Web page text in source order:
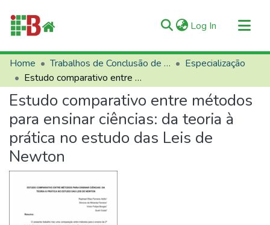
Log In (current)
Communities & Collections
All of RIIFB
Manuals and Terms
Statistics
About RIIFB
Help
Home Trabalhos de Conclusão de Curso (TCCs)
Especialização
Estudo comparativo entre métodos para ensinar ciências: da teoria à prática no estudo das Leis de Newton
Estudo comparativo entre métodos
para ensinar ciências: da teoria à
prática no estudo das Leis de
Newton